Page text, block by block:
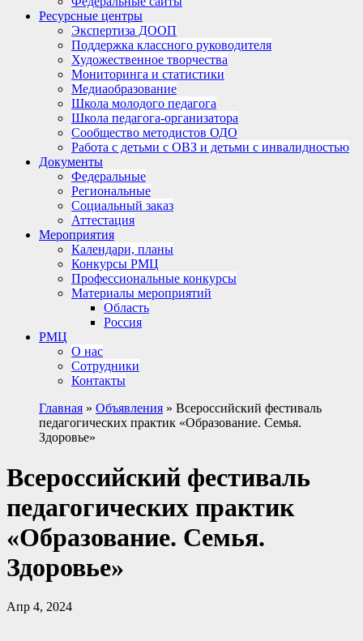
Ресурсные центры
Экспертиза ДООП
Поддержка классного руководителя
Художественное творчества
Мониторинга и статистики
Медиаобразование
Школа молодого педагога
Школа педагога-организатора
Сообщество методистов ОДО
Работа с детьми с ОВЗ и детьми с инвалидностью
Документы
Федеральные
Региональные
Социальный заказ
Аттестация
Мероприятия
Календари, планы
Конкурсы РМЦ
Профессиональные конкурсы
Материалы мероприятий
Область
Россия
РМЦ
О нас
Сотрудники
Контакты
Главная » Объявления » Всероссийский фестиваль
педагогических практик «Образование. Семья.
Здоровье»
Всероссийский фестиваль
педагогических практик
«Образование. Семья.
Здоровье»
Апр 4, 2024